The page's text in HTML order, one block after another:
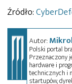
Źródło:
Autor:
Polski portal
Przeznaczony
hardware i
technicznych i
startupów,